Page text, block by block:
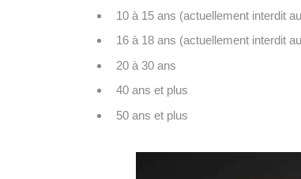
10 à 15 ans (actuellement interdit
16 à 18 ans (actuellement interdit
20 à 30 ans
40 ans et plus
50 ans et plus